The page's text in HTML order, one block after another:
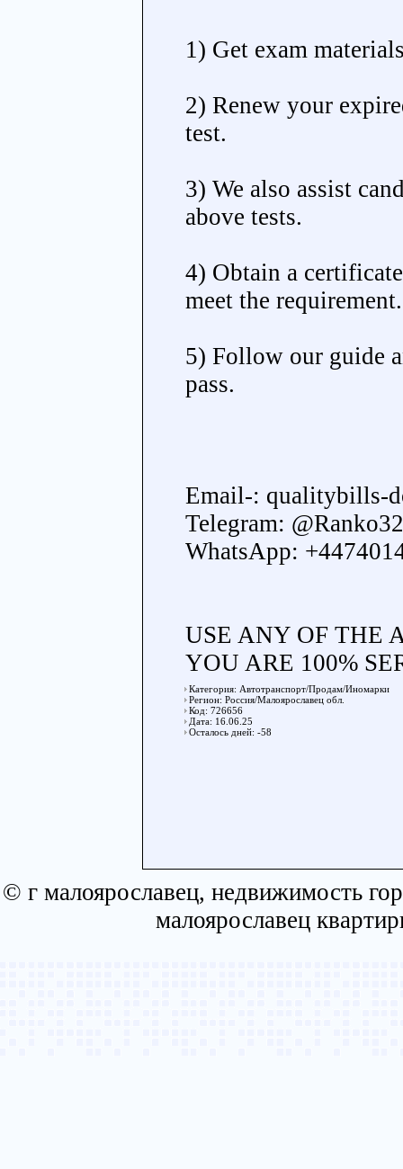
1) Get exam
2) Renew your
test.
3) We also assist
above tests.
4) Obtain a
meet the requirement.
5) Follow our guide
pass.
Email-: qualitybills-
Telegram:
WhatsApp:
USE ANY OF THE
YOU ARE 100%
Категория: Автотранспорт/Продам/Иномарки
Регион: Россия/Малоярославец обл.
Код: 726656
Дата: 16.06.25
Осталось дней: -58
© г малоярославец, недвижимость
малоярославец